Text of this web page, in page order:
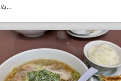
ぬ…